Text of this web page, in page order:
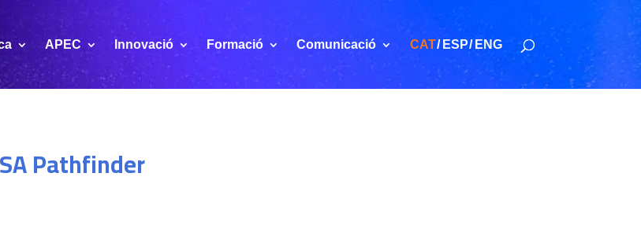
APEC Innovació Formació Comunicació CAT ESP ENG
Pathfinder